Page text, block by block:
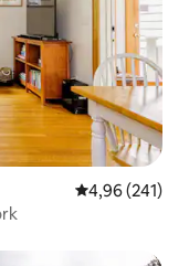
Calificación
4,96 (241)